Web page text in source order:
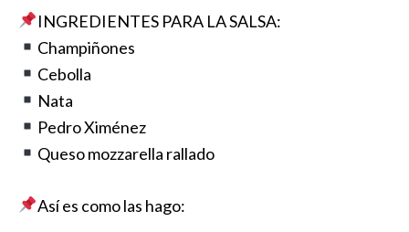
INGREDIENTES PARA LA SALSA:
Champiñones
Cebolla
Nata
Pedro Ximénez
Queso mozzarella rallado
Así es como las hago: